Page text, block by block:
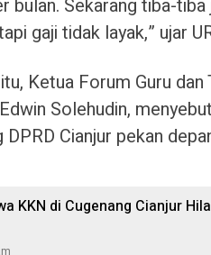
bulan. Sekarang tiba-
gaji tidak layak,” ujar
Ketua Forum Guru
Solehudin,
Cianjur pekan
KKN di Cugenang Cianjur